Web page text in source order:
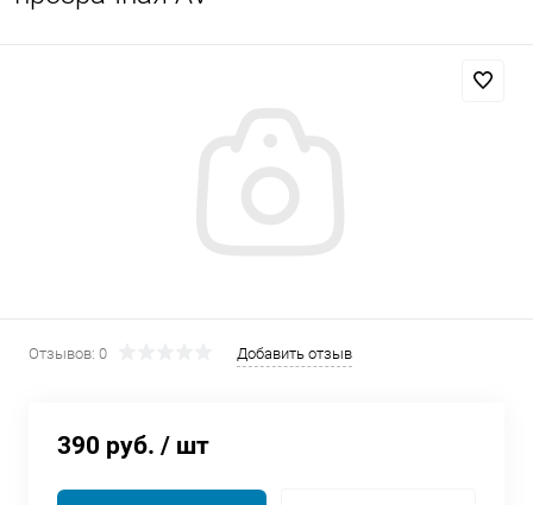
Отзывов: 0 Добавить отзыв
390 руб. / шт
выбранный способом
списываться
по25 %каждые 2 недели